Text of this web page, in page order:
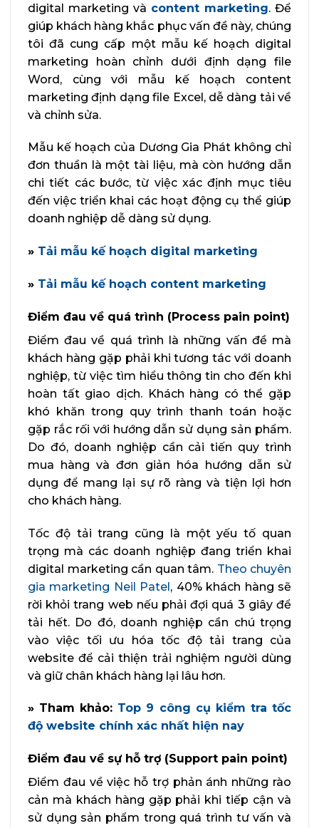
digital marketing và content marketing. Để
giúp khách hàng khắc phục vấn đề này, chúng
tôi đã cung cấp một mẫu kế hoạch digital
marketing hoàn chỉnh dưới định dạng file
Word, cùng với mẫu kế hoạch content
marketing định dạng file Excel, dễ dàng tải về
và chỉnh sửa.
Mẫu kế hoạch của Dương Gia Phát không chỉ
đơn thuần là một tài liệu, mà còn hướng dẫn
chi tiết các bước, từ việc xác định mục tiêu
đến việc triển khai các hoạt động cụ thể giúp
doanh nghiệp dễ dàng sử dụng.
» Tải mẫu kế hoạch digital marketing
» Tải mẫu kế hoạch content marketing
Điểm đau về quá trình (Process pain point)
Điểm đau về quá trình là những vấn đề mà
khách hàng gặp phải khi tương tác với doanh
nghiệp, từ việc tìm hiểu thông tin cho đến khi
hoàn tất giao dịch. Khách hàng có thể gặp
khó khăn trong quy trình thanh toán hoặc
gặp rắc rối với hướng dẫn sử dụng sản phẩm.
Do đó, doanh nghiệp cần cải tiến quy trình
mua hàng và đơn giản hóa hướng dẫn sử
dụng để mang lại sự rõ ràng và tiện lợi hơn
cho khách hàng.
Tốc độ tải trang cũng là một yếu tố quan
trọng mà các doanh nghiệp đang triển khai
digital marketing cần quan tâm. Theo chuyên
gia marketing Neil Patel, 40% khách hàng sẽ
rời khỏi trang web nếu phải đợi quá 3 giây để
tải hết. Do đó, doanh nghiệp cần chú trọng
vào việc tối ưu hóa tốc độ tải trang của
website để cải thiện trải nghiệm người dùng
và giữ chân khách hàng lại lâu hơn.
» Tham khảo: Top 9 công cụ kiểm tra tốc
độ website chính xác nhất hiện nay
Điểm đau về sự hỗ trợ (Support pain point)
Điểm đau về việc hỗ trợ phản ánh những rào
cản mà khách hàng gặp phải khi tiếp cận và
sử dụng sản phẩm trong quá trình tư vấn và